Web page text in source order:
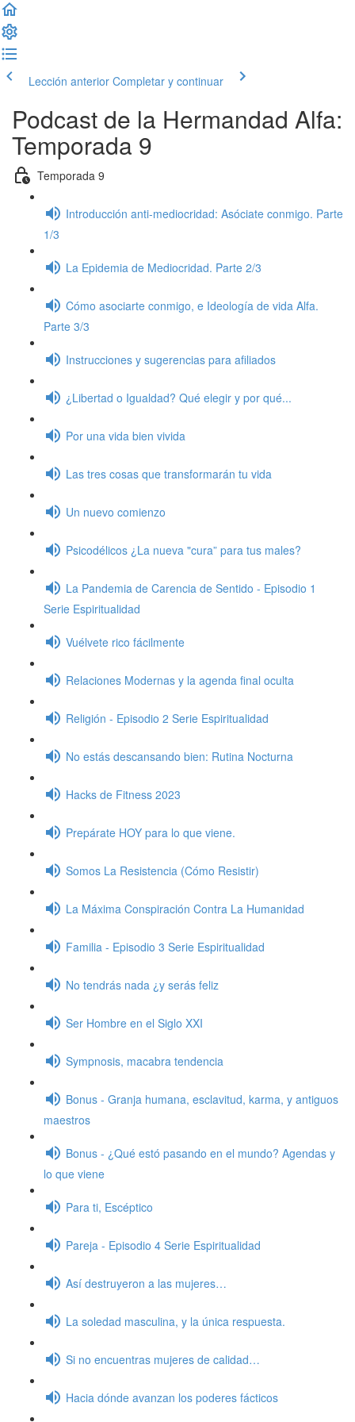
Lección anterior Completar y continuar
Podcast de la Hermandad Alfa:
Temporada 9
Temporada 9
Introducción anti-mediocridad: Asóciate conmigo. Parte
1/3
La Epidemia de Mediocridad. Parte 2/3
Cómo asociarte conmigo, e Ideología de vida Alfa.
Parte 3/3
Instrucciones y sugerencias para afiliados
¿Libertad o Igualdad? Qué elegir y por qué...
Por una vida bien vivida
Las tres cosas que transformarán tu vida
Un nuevo comienzo
Psicodélicos ¿La nueva "cura” para tus males?
La Pandemia de Carencia de Sentido - Episodio 1
Serie Espiritualidad
Vuélvete rico fácilmente
Relaciones Modernas y la agenda final oculta
Religión - Episodio 2 Serie Espiritualidad
No estás descansando bien: Rutina Nocturna
Hacks de Fitness 2023
Prepárate HOY para lo que viene.
Somos La Resistencia (Cómo Resistir)
La Máxima Conspiración Contra La Humanidad
Familia - Episodio 3 Serie Espiritualidad
No tendrás nada ¿y serás feliz
Ser Hombre en el Siglo XXI
Sympnosis, macabra tendencia
Bonus - Granja humana, esclavitud, karma, y antiguos
maestros
Bonus - ¿Qué estó pasando en el mundo? Agendas y
lo que viene
Para ti, Escéptico
Pareja - Episodio 4 Serie Espiritualidad
Así destruyeron a las mujeres…
La soledad masculina, y la única respuesta.
Si no encuentras mujeres de calidad…
Hacia dónde avanzan los poderes fácticos